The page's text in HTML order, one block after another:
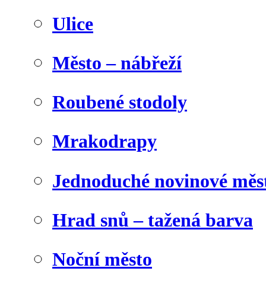
Ulice
Město – nábřeží
Roubené stodoly
Mrakodrapy
Jednoduché novinové
Hrad snů – tažená barva
Noční město